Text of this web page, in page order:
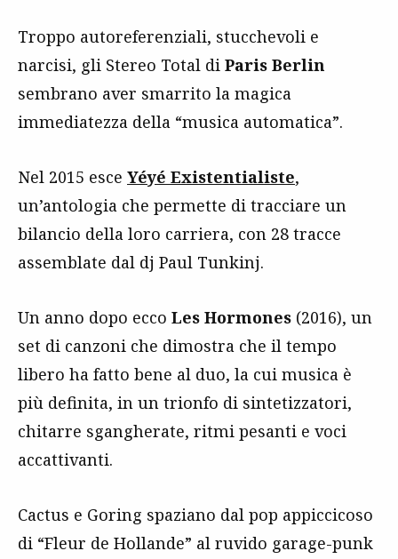
Troppo autoreferenziali, stucchevoli e
narcisi, gli Stereo Total di Paris Berlin
sembrano aver smarrito la magica
immediatezza della “musica automatica”.
Nel 2015 esce Yéyé Existentialiste,
un’antologia che permette di tracciare un
bilancio della loro carriera, con 28 tracce
assemblate dal dj Paul Tunkinj.
Un anno dopo ecco Les Hormones (2016), un
set di canzoni che dimostra che il tempo
libero ha fatto bene al duo, la cui musica è
più definita, in un trionfo di sintetizzatori,
chitarre sgangherate, ritmi pesanti e voci
accattivanti.
Cactus e Goring spaziano dal pop appiccicoso
di “Fleur de Hollande” al ruvido garage-punk